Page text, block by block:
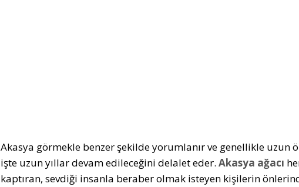
Akasya görmekle benzer şekilde yorumlanır ve genellikle uzun
işte uzun yıllar devam edileceğini delalet eder. Akasya ağacı
kaptıran, sevdiği insanla beraber olmak isteyen kişilerin